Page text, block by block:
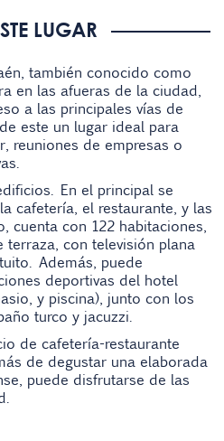
LUGAR
también conocido como
en las afueras de la ciudad,
a las principales vías de
este un lugar ideal para
reuniones de empresas o
En el principal se
cafetería, el restaurante, y las
cuenta con 122 habitaciones,
con televisión plana
Además, puede
deportivas del hotel
y piscina), junto con los
turco y jacuzzi.
de cafetería-restaurante
de degustar una elaborada
puede disfrutarse de las